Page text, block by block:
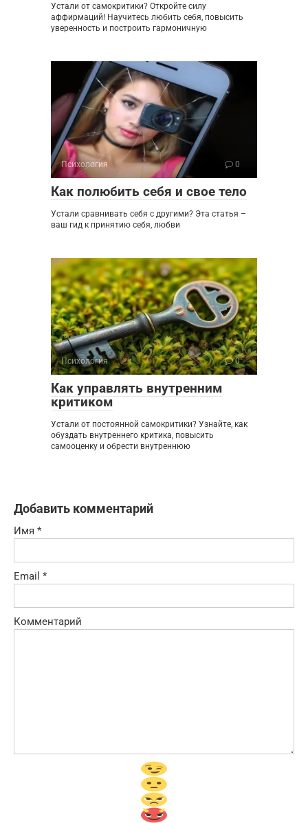
Устали от самокритики? Откройте силу
аффирмаций! Научитесь любить себя, повысить
уверенность и построить гармоничную
Психология 0
Как полюбить себя и свое тело
Устали сравнивать себя с другими? Эта статья –
ваш гид к принятию себя, любви
Психология 0
Как управлять внутренним
критиком
Устали от постоянной самокритики? Узнайте, как
обуздать внутреннего критика, повысить
самооценку и обрести внутреннюю
Добавить комментарий
Имя *
Email *
Комментарий